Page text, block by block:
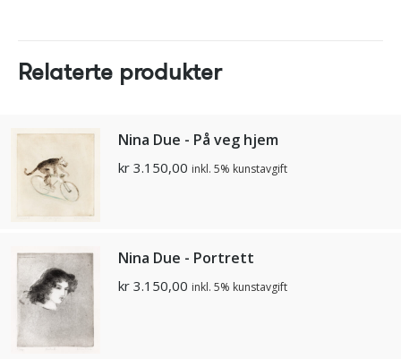
Relaterte produkter
Nina Due - På veg hjem
kr 3.150,00 inkl. 5% kunstavgift
Nina Due - Portrett
kr 3.150,00 inkl. 5% kunstavgift